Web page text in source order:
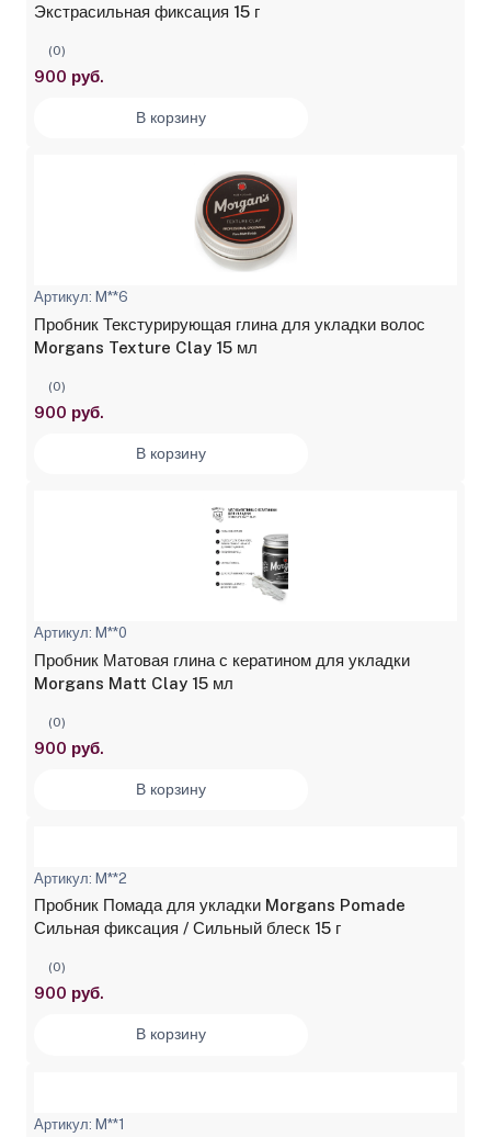
Экстрасильная фиксация 15 г
(0)
900 руб.
В корзину
Артикул: M**6
Пробник Текстурирующая глина для укладки волос
Morgans Texture Clay 15 мл
(0)
900 руб.
В корзину
Артикул: M**0
Пробник Матовая глина с кератином для укладки
Morgans Matt Clay 15 мл
(0)
900 руб.
В корзину
Артикул: M**2
Пробник Помада для укладки Morgans Pomade
Сильная фиксация / Сильный блеск 15 г
(0)
900 руб.
В корзину
Артикул: M**1